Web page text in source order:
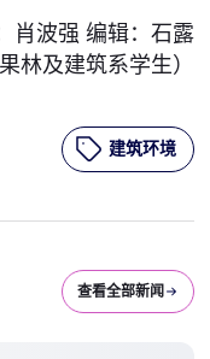
肖波强 编辑：石露
林及建筑系学生）
建筑环境
查看全部新闻